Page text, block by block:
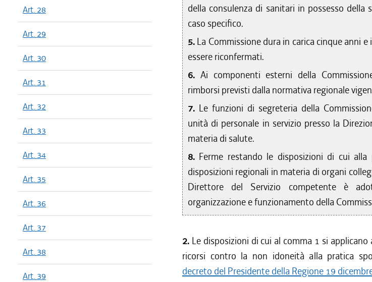
Art. 28
Art. 29
Art. 30
Art. 31
Art. 32
Art. 33
Art. 34
Art. 35
Art. 36
Art. 37
Art. 38
Art. 39
della consulenza di sanitari in possesso della
caso specifico.
5. La Commissione dura in carica cinque anni
essere riconfermati.
6. Ai componenti esterni della
rimborsi previsti dalla normativa regionale
7. Le funzioni di segreteria della
unità di personale in servizio presso la
materia di salute.
8. Ferme restando le disposizioni di cui
disposizioni regionali in materia di organi
Direttore del Servizio competente è
organizzazione e funzionamento della
2. Le disposizioni di cui al comma 1 si
ricorsi contro la non idoneità alla pratica
decreto del Presidente della Regione 19